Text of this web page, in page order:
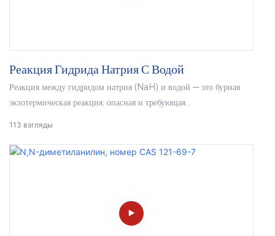
Реакция Гидрида Натрия С Водой
Реакция между гидридом натрия (NaH) и водой — это бурная
экзотермическая реакция, опасная и требующая
113 взгляды